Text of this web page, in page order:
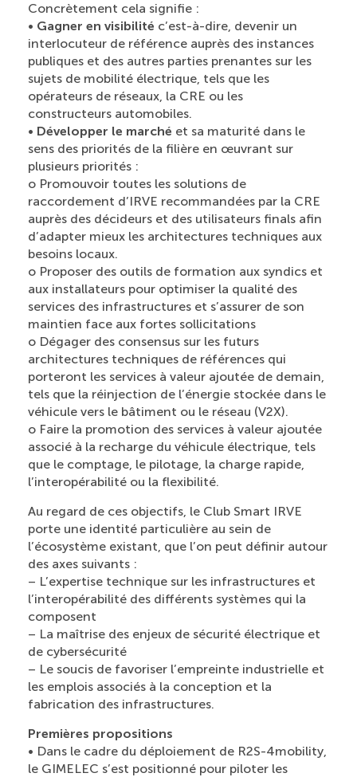
Concrètement cela signifie :
• Gagner en visibilité c’est-à-dire, devenir un
interlocuteur de référence auprès des instances
publiques et des autres parties prenantes sur les
sujets de mobilité électrique, tels que les
opérateurs de réseaux, la CRE ou les
constructeurs automobiles.
• Développer le marché et sa maturité dans le
sens des priorités de la filière en œuvrant sur
plusieurs priorités :
o Promouvoir toutes les solutions de
raccordement d’IRVE recommandées par la CRE
auprès des décideurs et des utilisateurs finals afin
d’adapter mieux les architectures techniques aux
besoins locaux.
o Proposer des outils de formation aux syndics et
aux installateurs pour optimiser la qualité des
services des infrastructures et s’assurer de son
maintien face aux fortes sollicitations
o Dégager des consensus sur les futurs
architectures techniques de références qui
porteront les services à valeur ajoutée de demain,
tels que la réinjection de l’énergie stockée dans le
véhicule vers le bâtiment ou le réseau (V2X).
o Faire la promotion des services à valeur ajoutée
associé à la recharge du véhicule électrique, tels
que le comptage, le pilotage, la charge rapide,
l’interopérabilité ou la flexibilité.
Au regard de ces objectifs, le Club Smart IRVE
porte une identité particulière au sein de
l’écosystème existant, que l’on peut définir autour
des axes suivants :
– L’expertise technique sur les infrastructures et
l’interopérabilité des différents systèmes qui la
composent
– La maîtrise des enjeux de sécurité électrique et
de cybersécurité
– Le soucis de favoriser l’empreinte industrielle et
les emplois associés à la conception et la
fabrication des infrastructures.
Premières propositions
• Dans le cadre du déploiement de R2S-4mobility,
le GIMELEC s’est positionné pour piloter les